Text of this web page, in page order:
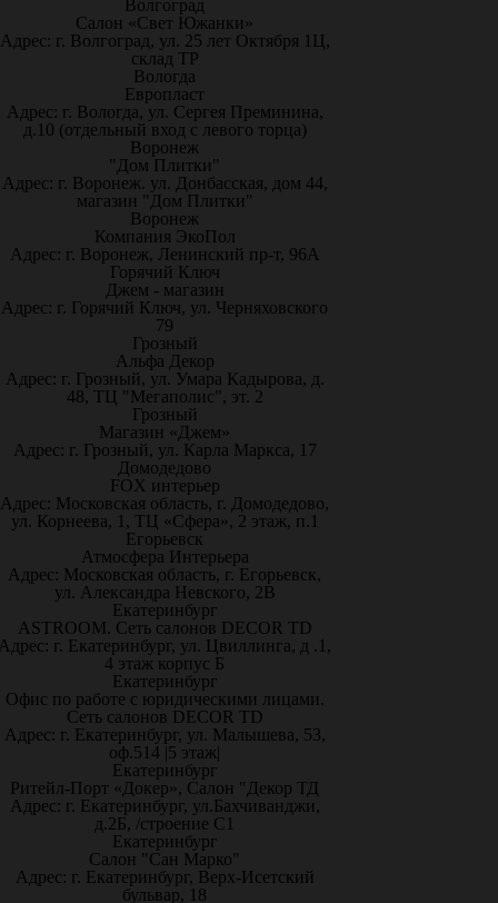
Волгоград
Салон «Свет Южанки»
Адрес: г. Волгоград, ул. 25 лет Октября 1Ц,
склад ТР
Вологда
Европласт
Адрес: г. Вологда, ул. Сергея Преминина,
д.10 (отдельный вход с левого торца)
Воронеж
"Дом Плитки"
Адрес: г. Воронеж. ул. Донбасская, дом 44,
магазин "Дом Плитки"
Воронеж
Компания ЭкоПол
Адрес: г. Воронеж, Ленинский пр-т, 96А
Горячий Ключ
Джем - магазин
Адрес: г. Горячий Ключ, ул. Черняховского
79
Грозный
Альфа Декор
Адрес: г. Грозный, ул. Умара Кадырова, д.
48, ТЦ "Мегаполис", эт. 2
Грозный
Магазин «Джем»
Адрес: г. Грозный, ул. Карла Маркса, 17
Домодедово
FOX интерьер
Адрес: Московская область, г. Домодедово,
ул. Корнеева, 1, ТЦ «Сфера», 2 этаж, п.1
Егорьевск
Атмосфера Интерьера
Адрес: Московская область, г. Егорьевск,
ул. Александра Невского, 2В
Екатеринбург
ASTROOM. Сеть салонов DECOR TD
г. Екатеринбург, ул. Цвиллинга, д .1,
4 этаж корпус Б
Екатеринбург
Офис по работе с юридическими лицами.
Сеть салонов DECOR TD
Адрес: г. Екатеринбург, ул. Малышева, 53,
оф.514 |5 этаж|
Екатеринбург
Ритейл-Порт «Докер», Салон "Декор ТД
Адрес: г. Екатеринбург, ул.Бахчиванджи,
д.2Б, /строение С1
Екатеринбург
Салон "Сан Марко"
Адрес: г. Екатеринбург, Верх-Исетский
бульвар, 18